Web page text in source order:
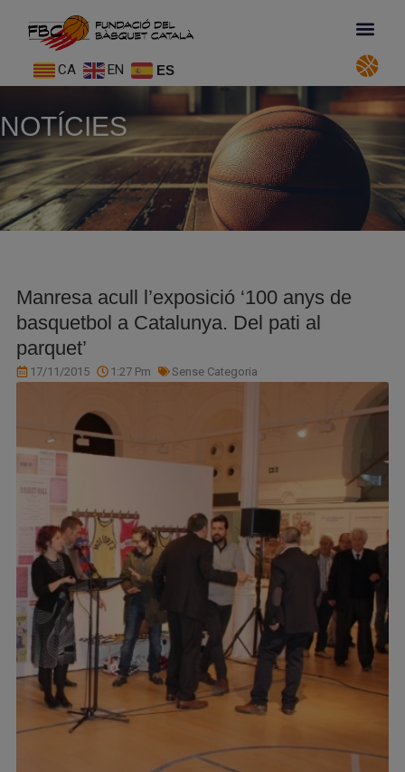
CA EN ES
NOTÍCIES
Manresa acull l’exposició ‘100 anys de
basquetbol a Catalunya. Del pati al
parquet’
17/11/2015 1:27 Pm Sense Categoria